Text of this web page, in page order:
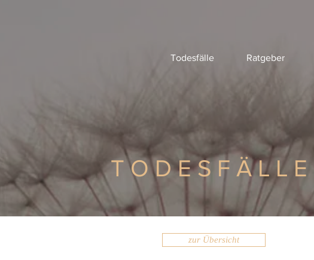
Todesfälle Ratgeber
TODESFÄLLE
zur Übersicht